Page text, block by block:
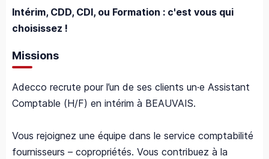
Intérim, CDD, CDI, ou Formation : c'est vous qui
choisissez !
Missions
Adecco recrute pour l’un de ses clients un·e Assistant
Comptable (H/F) en intérim à BEAUVAIS.
Vous rejoignez une équipe dans le service comptabilité
fournisseurs – copropriétés. Vous contribuez à la